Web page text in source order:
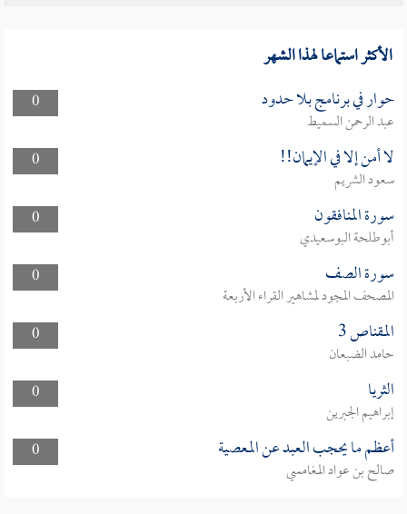
الأكثر استماعا لهذا الشهر
0 حوار في برنامج بلا حدود
عبد الرحمن السميط
0
لا أمن إلا في الإيمان!!
سعود الشريم
0
سورة المنافقون
أبوطلحة البوسعيدي
0
سورة الصف
المصحف المجود لمشاهير القراء الأربعة
0
المقناص 3
حامد الضبعان
0
الثريا
إبراهيم الجبرين
0
أعظم ما يحجب العبد عن المعصية
صالح بن عواد المغامسي